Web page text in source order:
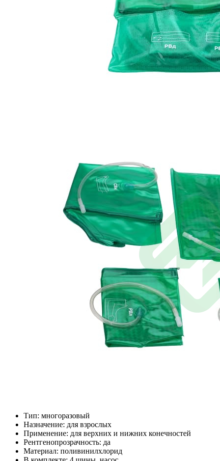
Тип: многоразовый
Назначение: для взрослых
Применение: для верхних и нижних конечностей
Рентгенопрозрачность: да
Материал: поливинилхлорид